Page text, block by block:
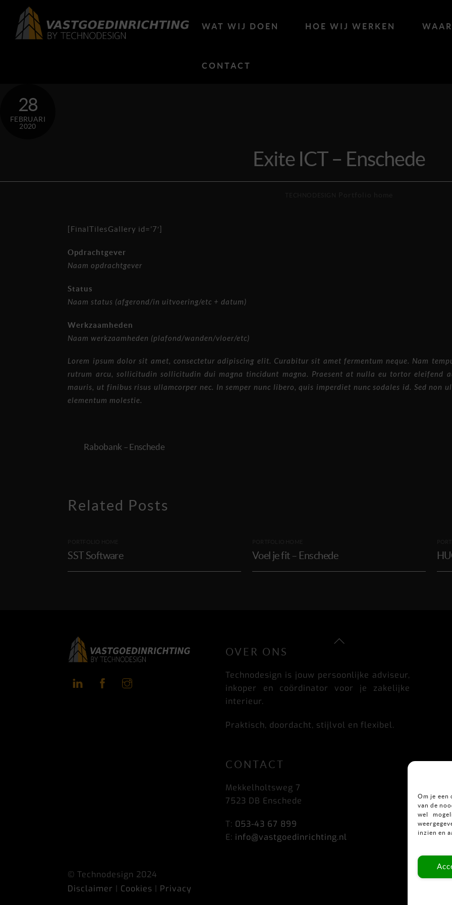
Om je een
van de
wel
inzien en
content
WAT WIJ DOEN HOE WIJ WERKEN
CONTACT
28
FEBRUARI
2020
Exite ICT – Enschede
[FinalTilesGallery id=’7′]
Opdrachtgever
Naam opdrachtgever
Status
Naam status (afgerond/in uitvoering/etc + datum)
Werkzaamheden
Naam werkzaamheden (plafond/wanden/vloer/etc)
Lorem ipsum dolor sit amet, consectetur adipiscing elit. Curabitur sit amet fermentum neque. Nam
rutrum arcu, sollicitudin sollicitudin dui magna tincidunt magna. Praesent at nulla eu tortor eleifend
mauris, ut finibus risus ullamcorper nec. In semper nunc libero, quis imperdiet nunc sodales id. Sed non
elementum molestie.
Rabobank – Enschede
Related Posts
SST Software Voel je fit – Enschede
Back
LinkedInFacebook
OVER ONS
Technodesign is jouw persoonlijke adviseur,
inkoper en coördinator voor je zakelijke
interieur.
Praktisch, doordacht, stijlvol en flexibel.
CONTACT
Mekkelholtsweg 7
7523 DB Enschede
T: 053-43 67 899
E: info@vastgoedinrichting.nl
© Technodesign 2024
Disclaimer | Cookies | Privacy